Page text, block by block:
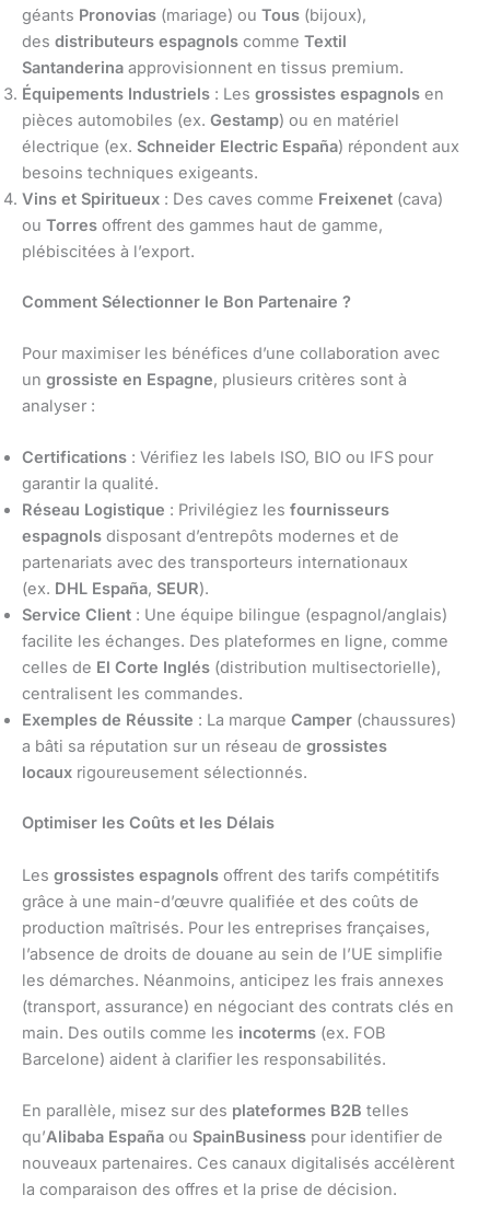
géants Pronovias (mariage) ou Tous (bijoux),
des distributeurs espagnols comme Textil
Santanderina approvisionnent en tissus premium.
Équipements Industriels : Les grossistes espagnols en
pièces automobiles (ex. Gestamp) ou en matériel
électrique (ex. Schneider Electric España) répondent aux
besoins techniques exigeants.
Vins et Spiritueux : Des caves comme Freixenet (cava)
ou Torres offrent des gammes haut de gamme,
plébiscitées à l’export.
Comment Sélectionner le Bon Partenaire ?
Pour maximiser les bénéfices d’une collaboration avec
un grossiste en Espagne, plusieurs critères sont à
analyser :
Certifications : Vérifiez les labels ISO, BIO ou IFS pour
garantir la qualité.
Réseau Logistique : Privilégiez les fournisseurs
espagnols disposant d’entrepôts modernes et de
partenariats avec des transporteurs internationaux
(ex. DHL España, SEUR).
Service Client : Une équipe bilingue (espagnol/anglais)
facilite les échanges. Des plateformes en ligne, comme
celles de El Corte Inglés (distribution multisectorielle),
centralisent les commandes.
Exemples de Réussite : La marque Camper (chaussures)
a bâti sa réputation sur un réseau de grossistes
locaux rigoureusement sélectionnés.
Optimiser les Coûts et les Délais
Les grossistes espagnols offrent des tarifs compétitifs
grâce à une main-d’œuvre qualifiée et des coûts de
production maîtrisés. Pour les entreprises françaises,
l’absence de droits de douane au sein de l’UE simplifie
les démarches. Néanmoins, anticipez les frais annexes
(transport, assurance) en négociant des contrats clés en
main. Des outils comme les incoterms (ex. FOB
Barcelone) aident à clarifier les responsabilités.
En parallèle, misez sur des plateformes B2B telles
qu’Alibaba España ou SpainBusiness pour identifier de
nouveaux partenaires. Ces canaux digitalisés accélèrent
la comparaison des offres et la prise de décision.